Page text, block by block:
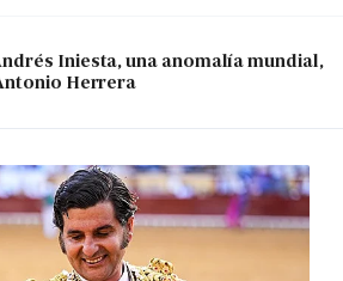
Iniesta, una anomalía mundial,
Herrera